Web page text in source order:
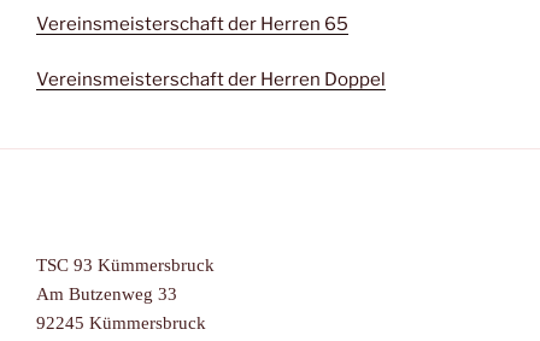
Vereinsmeisterschaft der Herren 65
Vereinsmeisterschaft der Herren Doppel
TSC 93 Kümmersbruck
Am Butzenweg 33
92245 Kümmersbruck